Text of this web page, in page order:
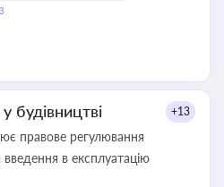
будівництві +13
правове регулювання
введення в експлуатацію